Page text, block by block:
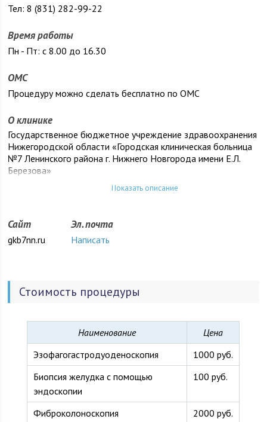
Тел: 8 (831) 282-99-22
Время работы
Пн - Пт: с 8.00 до 16.30
ОМС
Процедуру можно сделать бесплатно по ОМС
О клинике
Государственное бюджетное учреждение здравоохранения
Нижегородской области «Городская клиническая больница
№7 Ленинского района г. Нижнего Новгорода имени Е.Л.
Березова»
Показать описание
Сайт
gkb7nn.ru
Эл. почта
Написать
Стоимость процедуры
Наименование
Цена
Эзофагогастродуоденоскопия
1000 руб.
Биопсия желудка с помощью
эндоскопии
100 руб.
Фиброколоноскопия 2000 руб.